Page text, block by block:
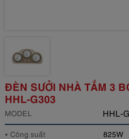
ĐÈN SƯỞI NHÀ TẮM 3
HHL-G303
MODEL HHL-
Công suất
825W